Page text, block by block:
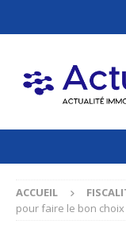
ACCUEIL
pour faire le bon choix